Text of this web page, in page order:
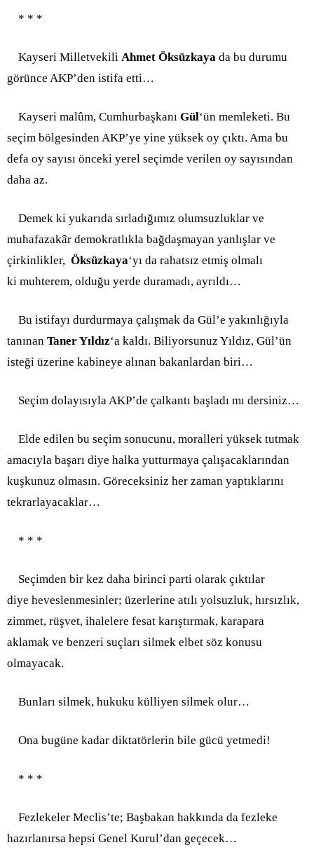
* * *
Kayseri Milletvekili Ahmet Öksüzkaya da bu durumu
görünce AKP’den istifa etti…
Kayseri malûm, Cumhurbaşkanı Gül‘ün memleketi. Bu
seçim bölgesinden AKP’ye yine yüksek oy çıktı. Ama bu
defa oy sayısı önceki yerel seçimde verilen oy sayısından
daha az.
Demek ki yukarıda sırladığımız olumsuzluklar ve
muhafazakâr demokratlıkla bağdaşmayan yanlışlar ve
çirkinlikler, Öksüzkaya‘yı da rahatsız etmiş olmalı
ki muhterem, olduğu yerde duramadı, ayrıldı…
Bu istifayı durdurmaya çalışmak da Gül’e yakınlığıyla
tanınan Taner Yıldız‘a kaldı. Biliyorsunuz Yıldız, Gül’ün
isteği üzerine kabineye alınan bakanlardan biri…
Seçim dolayısıyla AKP’de çalkantı başladı mı dersiniz…
Elde edilen bu seçim sonucunu, moralleri yüksek tutmak
amacıyla başarı diye halka yutturmaya çalışacaklarından
kuşkunuz olmasın. Göreceksiniz her zaman yaptıklarını
tekrarlayacaklar…
* * *
Seçimden bir kez daha birinci parti olarak çıktılar
diye heveslenmesinler; üzerlerine atılı yolsuzluk, hırsızlık,
zimmet, rüşvet, ihalelere fesat karıştırmak, karapara
aklamak ve benzeri suçları silmek elbet söz konusu
olmayacak.
Bunları silmek, hukuku külliyen silmek olur…
Ona bugüne kadar diktatörlerin bile gücü yetmedi!
* * *
Fezlekeler Meclis’te; Başbakan hakkında da fezleke
hazırlanırsa hepsi Genel Kurul’dan geçecek…